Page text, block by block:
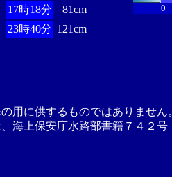
17時18分
81cm
23時40分 121cm
0
用に供するものではありませ
海上保安庁水路部書籍７４２